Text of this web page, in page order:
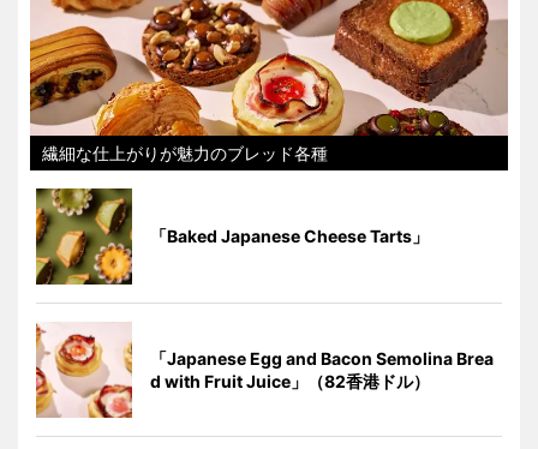
繊細な仕上がりが魅力のブレッド各種
「Baked Japanese Cheese Tarts」
「Japanese Egg and Bacon Semolina Brea
d with Fruit Juice」（82香港ドル）